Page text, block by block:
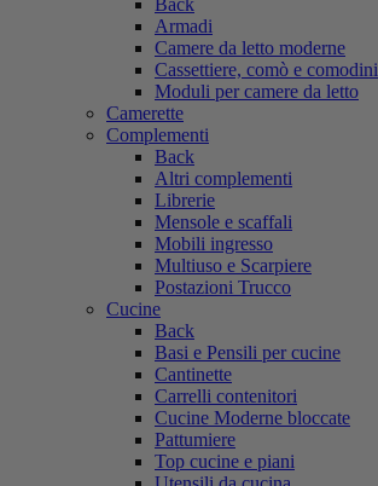
Back
Armadi
Camere da letto moderne
Cassettiere, comò e comodini
Moduli per camere da letto
Camerette
Complementi
Back
Altri complementi
Librerie
Mensole e scaffali
Mobili ingresso
Multiuso e Scarpiere
Postazioni Trucco
Cucine
Back
Basi e Pensili per cucine
Cantinette
Carrelli contenitori
Cucine Moderne bloccate
Pattumiere
Top cucine e piani